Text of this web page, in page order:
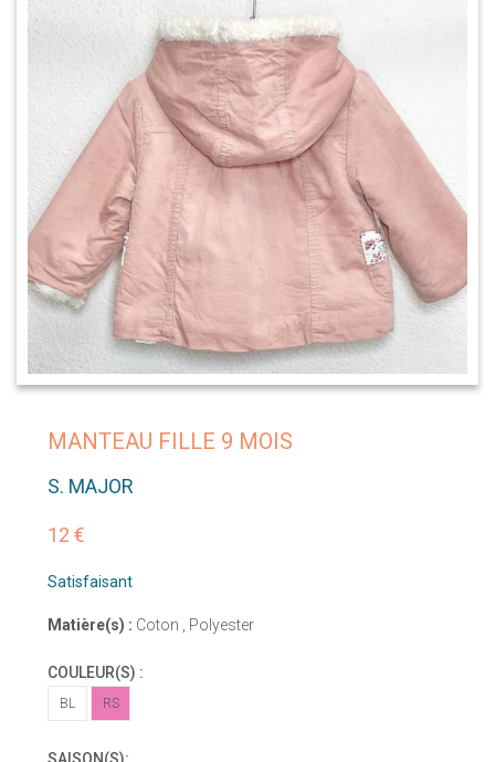
MANTEAU FILLE 9 MOIS
S. MAJOR
12 €
Satisfaisant
Matière(s) : Coton , Polyester
COULEUR(S) :
BL RS